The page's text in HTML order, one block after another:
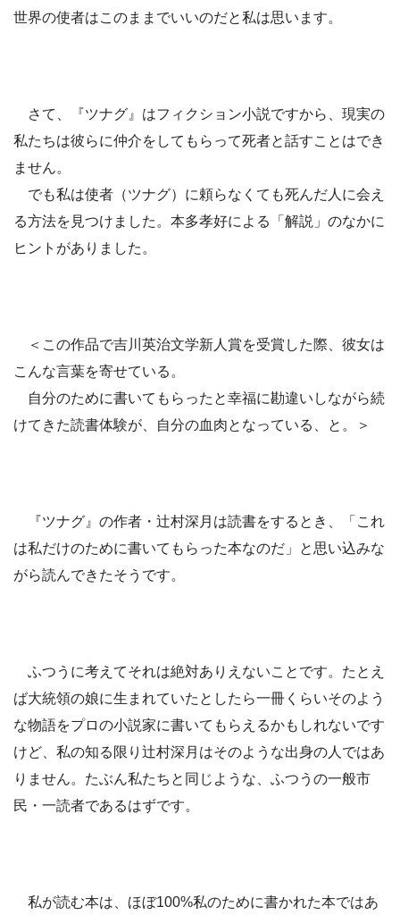
世界の使者はこのままでいいのだと私は思います。
さて、『ツナグ』はフィクション小説ですから、現実の
私たちは彼らに仲介をしてもらって死者と話すことはでき
ません。
でも私は使者（ツナグ）に頼らなくても死んだ人に会え
る方法を見つけました。本多孝好による「解説」のなかに
ヒントがありました。
＜この作品で吉川英治文学新人賞を受賞した際、彼女は
こんな言葉を寄せている。
自分のために書いてもらったと幸福に勘違いしながら続
けてきた読書体験が、自分の血肉となっている、と。＞
『ツナグ』の作者・辻村深月は読書をするとき、「これ
は私だけのために書いてもらった本なのだ」と思い込みな
がら読んできたそうです。
ふつうに考えてそれは絶対ありえないことです。たとえ
ば大統領の娘に生まれていたとしたら一冊くらいそのよう
な物語をプロの小説家に書いてもらえるかもしれないです
けど、私の知る限り辻村深月はそのような出身の人ではあ
りません。たぶん私たちと同じような、ふつうの一般市
民・一読者であるはずです。
私が読む本は、ほぼ100%私のために書かれた本ではあ